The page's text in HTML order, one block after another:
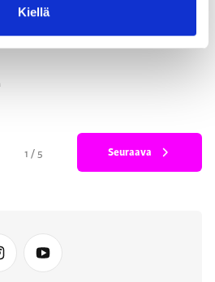
Kiellä
Ranttila: Markkinoija, vapauta aikaasi
1 / 5 Seuraava